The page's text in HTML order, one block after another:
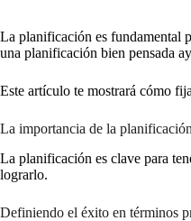
La planificación es fundamental
una planificación bien pensada
Este artículo te mostrará cómo
La importancia de la
La planificación es clave para
lograrlo.
Definiendo el éxito en términos